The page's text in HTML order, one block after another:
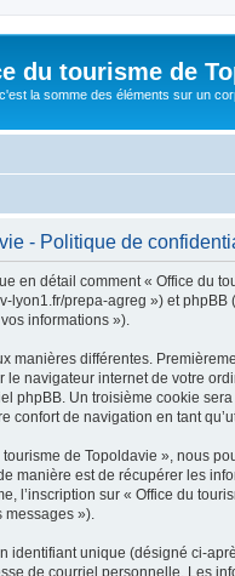
du tourisme de
la somme des éléments sur un
- Politique de
en détail comment « Office du
lyon1.fr/prepa-agreg ») et
informations »).
manières différentes.
navigateur internet de votre
phpBB. Un troisième cookie
confort de navigation en tant
de Topoldavie », nous
manière est de récupérer les
l’inscription sur « Office du
»).
identifiant unique (désigné ci-
de courriel personnelle. Les